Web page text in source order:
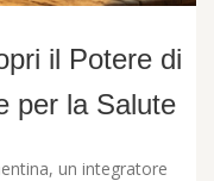
il Potere di
per la Salute
un integratore